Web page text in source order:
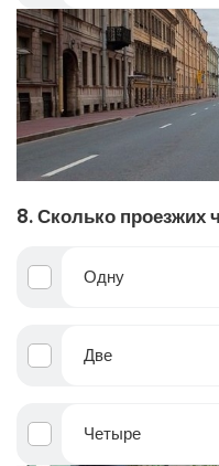
8. Сколько проезжих
Одну
Две
Четыре